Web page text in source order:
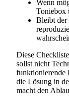
Wenn
Toniebox
Bleibt der
Diese
sollst nicht
funktionierende
die Lösung in
macht den